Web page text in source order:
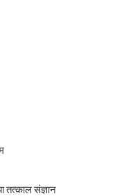
तत्काल संज्ञान